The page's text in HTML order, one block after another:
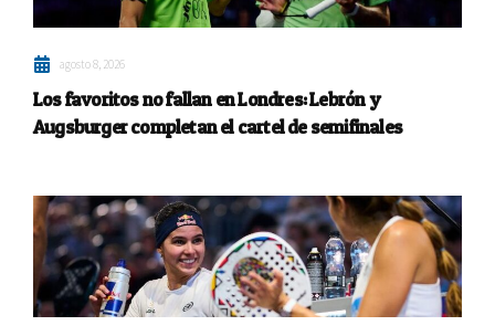
agosto 8, 2026
Los favoritos no fallan en Londres: Lebrón y
Augsburger completan el cartel de semifinales